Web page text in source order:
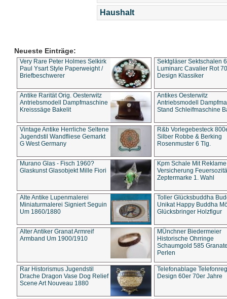
Haushalt
Neueste Einträge:
Very Rare Peter Holmes Selkirk
Paul Ysart Style Paperweight /
Briefbeschwerer
Sektgläser Sektschalen
Luminarc Cavalier Rot
Design Klassiker
Antike Rarität Orig. Oesterwitz
Antriebsmodell Dampfmaschine
Kreisssäge Bakelit
Antikes Oesterwitz
Antriebsmodell
Stand Schleifmaschine
Vintage Antike Herrliche Seltene
Jugendstil Wandfliese Gemarkt
G West Germany
R&b Vorlegebesteck
Silber Robbe & Berking
Rosenmuster 6 Tlg.
Murano Glas - Fisch 1960?
Glaskunst Glasobjekt Mille Fiori
Kpm Schale Mit Reklame
Versicherung
Zeptermarke 1. Wahl
Alte Antike Lupenmalerei
Miniaturmalerei Signiert Seguin
Um 1860/1880
Toller Glücksbuddha
Unikat Happy Buddha
Glücksbringer Holzfigur
Alter Antiker Granat Armreif
Armband Um 1900/1910
MÜnchner Biedermeier
Historische Ohrringe
Schaumgold 585
Perlen
Rar Historismus Jugendstil
Drache Dragon Vase Dog Relief
Scene Art Nouveau 1880
Telefonablage
Design 60er 70er Jahre